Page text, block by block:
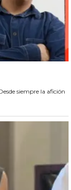
siempre la afición